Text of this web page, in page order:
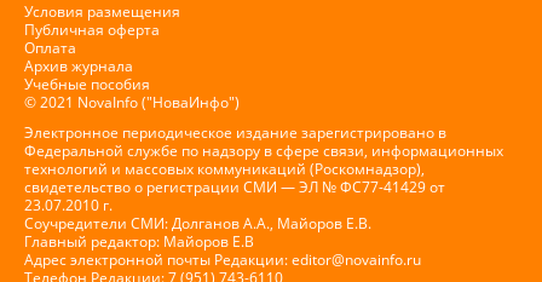
Условия размещения
Публичная оферта
Оплата
Архив журнала
Учебные пособия
© 2021 NovaInfo ("НоваИнфо")
Электронное периодическое издание зарегистрировано в
Федеральной службе по надзору в сфере связи, информационных
технологий и массовых коммуникаций (Роскомнадзор),
свидетельство о регистрации СМИ — ЭЛ № ФС77-41429 от
23.07.2010 г.
Соучредители СМИ: Долганов А.А., Майоров Е.В.
Главный редактор: Майоров Е.В
Адрес электронной почты Редакции:editor@novainfo.ru
Телефон Редакции: 7 (951) 743-6110